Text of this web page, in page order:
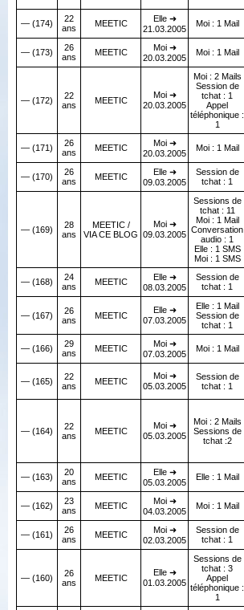
— (174)
22
ans
MEETIC
Elle ➜
21.03.2005
Moi : 1 Mail
— (173)
26
ans
MEETIC
Moi ➜
20.03.2005
Moi : 1 Mail
— (172)
22
ans
MEETIC
Moi ➜
20.03.2005
Moi : 2 Mails
Session de
tchat : 1
Appel
téléphonique :
1
— (171)
26
ans
MEETIC
Moi ➜
20.03.2005
Moi : 1 Mail
— (170)
26
ans
MEETIC
Elle ➜
09.03.2005
Session de
tchat : 1
— (169)
28
ans
MEETIC /
VIA CE BLOG
Moi ➜
09.03.2005
Sessions de
tchat : 11
Moi : 1 Mail
Conversation
audio : 1
Elle : 1 SMS
Moi : 1 SMS
— (168)
24
ans
MEETIC
Elle ➜
08.03.2005
Session de
tchat : 1
— (167)
26
ans
MEETIC
Elle ➜
07.03.2005
Elle : 1 Mail
Session de
tchat : 1
— (166)
29
ans
MEETIC
Moi ➜
07.03.2005
Moi : 1 Mail
— (165)
22
ans
MEETIC
Moi ➜
05.03.2005
Session de
tchat : 1
— (164)
22
ans
MEETIC
Moi ➜
05.03.2005
Moi : 2 Mails
Sessions de
tchat :2
— (163)
20
ans
MEETIC
Elle ➜
05.03.2005
Elle : 1 Mail
— (162)
23
ans
MEETIC
Moi ➜
04.03.2005
Moi : 1 Mail
— (161)
26
ans
MEETIC
Moi ➜
02.03.2005
Session de
tchat : 1
— (160)
26
ans
MEETIC
Elle ➜
01.03.2005
Sessions de
tchat : 3
Appel
téléphonique :
1